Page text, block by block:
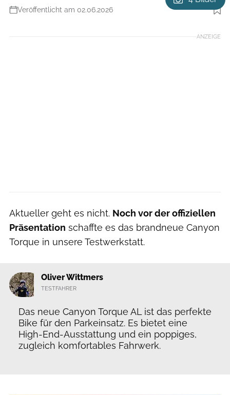
Veröffentlicht am 02.06.2026
Foto: Stefan Eigner - eignerframes
ANZEIGE
Aktueller geht es nicht. Noch vor der offiziellen
Präsentation schaffte es das brandneue Canyon
Torque in unsere Testwerkstatt.
Oliver Wittmers
TESTFAHRER
Das neue Canyon Torque AL ist das perfekte
Bike für den Parkeinsatz. Es bietet eine
High-End-Ausstattung und ein poppiges,
zugleich komfortables Fahrwerk.